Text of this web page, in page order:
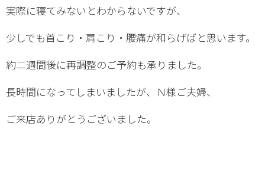
実際に寝てみないとわからないですが、
少しでも首こり・肩こり・腰痛が和らげばと思います。
約二週間後に再調整のご予約も承りました。
長時間になってしまいましたが、Ｎ様ご夫婦、
ご来店ありがとうございました。